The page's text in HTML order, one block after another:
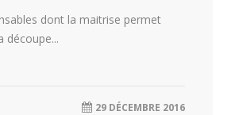
dont la maitrise permet
découpe...
29 DÉCEMBRE 2016